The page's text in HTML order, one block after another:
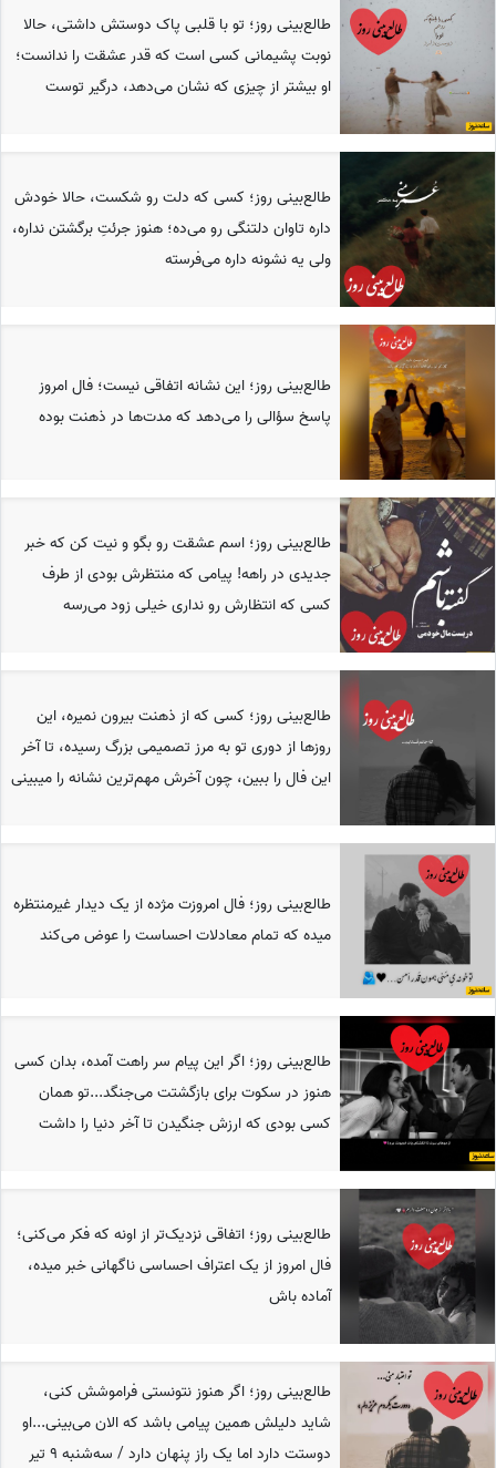
طالع‌بینی روز؛ تو با قلبی پاک دوستش داشتی، حالا
نوبت پشیمانی کسی است که قدر عشقت را ندانست؛
او بیشتر از چیزی که نشان می‌دهد، درگیر توست
طالع‌بینی روز؛ کسی که دلت رو شکست، حالا خودش
داره تاوان دلتنگی رو می‌ده؛ هنوز جرئتِ برگشتن نداره،
ولی یه نشونه داره می‌فرسته
طالع‌بینی روز؛ این نشانه اتفاقی نیست؛ فال امروز
پاسخ سؤالی را می‌دهد که مدت‌ها در ذهنت بوده
طالع‌بینی روز؛ اسم عشقت رو بگو و نیت کن که خبر
جدیدی در راهه! پیامی که منتظرش بودی از طرف
کسی که انتظارش رو نداری خیلی زود می‌رسه
طالع‌بینی روز؛ کسی که از ذهنت بیرون نمیره، این
روزها از دوری تو به مرز تصمیمی بزرگ رسیده، تا آخر
این فال را ببین، چون آخرش مهم‌ترین نشانه را میبینی
طالع‌بینی روز؛ فال امروزت مژده از یک دیدار غیرمنتظره
میده که تمام معادلات احساست را عوض می‌کند
طالع‌بینی روز؛ اگر این پیام سر راهت آمده، بدان کسی
هنوز در سکوت برای بازگشتت می‌جنگد...تو همان
کسی بودی که ارزش جنگیدن تا آخر دنیا را داشت
طالع‌بینی روز؛ اتفاقی نزدیک‌تر از اونه که فکر می‌کنی؛
فال امروز از یک اعتراف احساسی ناگهانی خبر میده،
آماده باش
طالع‌بینی روز؛ اگر هنوز نتونستی فراموشش کنی،
شاید دلیلش همین پیامی باشد که الان می‌بینی...او
دوستت دارد اما یک راز پنهان دارد / سه‌شنبه 9 تیر